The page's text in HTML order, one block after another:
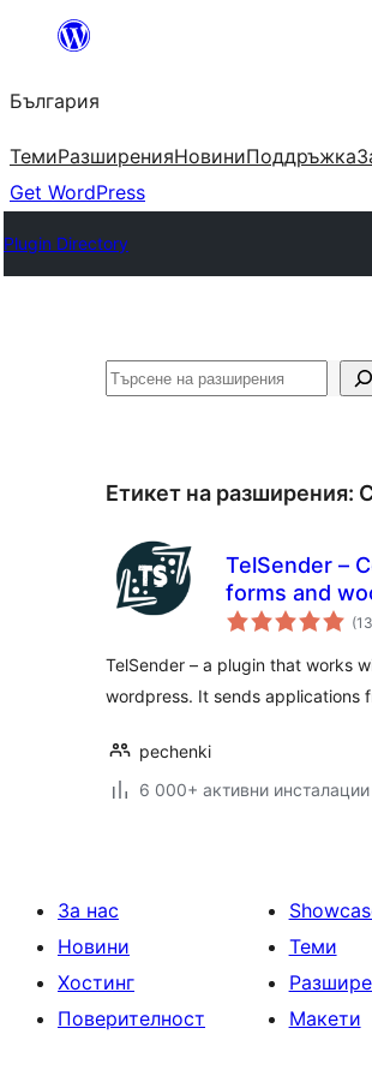
България
ТемиРазширенияНовиниПоддръжка
Get WordPress
Plugin Directory
Търсене
Етикет на разширения:
TelSender –
forms
(13
TelSender – a plugin that works
wordpress. It sends applications
pechenki
6 000+ активни инсталации
За нас
Новини
Хостинг
Поверителност
Теми
Макети